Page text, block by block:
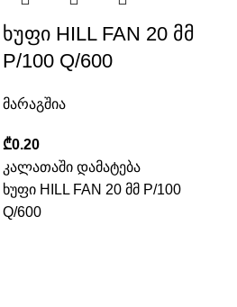
ხუფი HILL FAN 20 მმ
P/100 Q/600
მარაგშია
₾0.20
კალათაში დამატება
ხუფი HILL FAN 20 მმ P/100
Q/600